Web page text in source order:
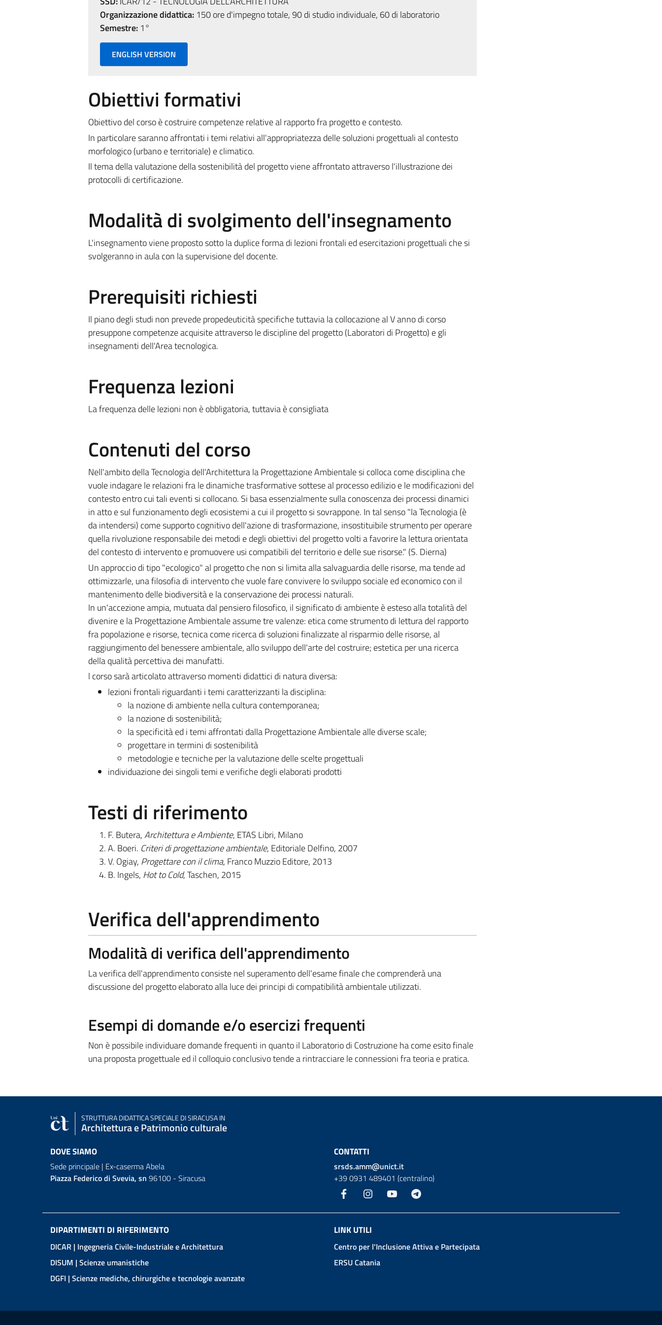
Organizzazione didattica:150 ore d'impegno totale, 90 di studio individuale, 60 di laboratorio
Semestre:1°
ENGLISH VERSION
Obiettivi formativi
Obiettivo del corso è costruire competenze relative al rapporto fra progetto e contesto.
In particolare saranno affrontati i temi relativi all'appropriatezza delle soluzioni progettuali al contesto
morfologico (urbano e territoriale) e climatico.
Il tema della valutazione della sostenibilità del progetto viene affrontato attraverso l'illustrazione dei
protocolli di certificazione.
Modalità di svolgimento dell'insegnamento
L'insegnamento viene proposto sotto la duplice forma di lezioni frontali ed esercitazioni progettuali che si
svolgeranno in aula con la supervisione del docente.
Prerequisiti richiesti
Il piano degli studi non prevede propedeuticità specifiche tuttavia la collocazione al V anno di corso
presuppone competenze acquisite attraverso le discipline del progetto (Laboratori di Progetto) e gli
insegnamenti dell'Area tecnologica.
Frequenza lezioni
La frequenza delle lezioni non è obbligatoria, tuttavia è consigliata
Contenuti del corso
Nell'ambito della Tecnologia dell'Architettura la Progettazione Ambientale si colloca come disciplina che
vuole indagare le relazioni fra le dinamiche trasformative sottese al processo edilizio e le modificazioni del
contesto entro cui tali eventi si collocano. Si basa essenzialmente sulla conoscenza dei processi dinamici
in atto e sul funzionamento degli ecosistemi a cui il progetto si sovrappone. In tal senso "la Tecnologia (è
da intendersi) come supporto cognitivo dell'azione di trasformazione, insostituibile strumento per operare
quella rivoluzione responsabile dei metodi e degli obiettivi del progetto volti a favorire la lettura orientata
del contesto di intervento e promuovere usi compatibili del territorio e delle sue risorse." (S. Dierna)
Un approccio di tipo "ecologico" al progetto che non si limita alla salvaguardia delle risorse, ma tende ad
ottimizzarle, una filosofia di intervento che vuole fare convivere lo sviluppo sociale ed economico con il
mantenimento delle biodiversità e la conservazione dei processi naturali.
In un'accezione ampia, mutuata dal pensiero filosofico, il significato di ambiente è esteso alla totalità del
divenire e la Progettazione Ambientale assume tre valenze: etica come strumento di lettura del rapporto
fra popolazione e risorse, tecnica come ricerca di soluzioni finalizzate al risparmio delle risorse, al
raggiungimento del benessere ambientale, allo sviluppo dell'arte del costruire; estetica per una ricerca
della qualità percettiva dei manufatti.
l corso sarà articolato attraverso momenti didattici di natura diversa:
lezioni frontali riguardanti i temi caratterizzanti la disciplina:
la nozione di ambiente nella cultura contemporanea;
la nozione di sostenibilità;
la specificità ed i temi affrontati dalla Progettazione Ambientale alle diverse scale;
progettare in termini di sostenibilità
metodologie e tecniche per la valutazione delle scelte progettuali
individuazione dei singoli temi e verifiche degli elaborati prodotti
Testi di riferimento
F. Butera,Architettura e Ambiente, ETAS Libri, Milano
A. Boeri. Criteri di progettazione ambientale, Editoriale Delfino, 2007
V. Ogiay, Progettare con il clima, Franco Muzzio Editore, 2013
B. Ingels, Hot to Cold, Taschen, 2015
Verifica dell'apprendimento
Modalità di verifica dell'apprendimento
La verifica dell'apprendimento consiste nel superamento dell'esame finale che comprenderà una
discussione del progetto elaborato alla luce dei principi di compatibilità ambientale utilizzati.
Esempi di domande e/o esercizi frequenti
Non è possibile individuare domande frequenti in quanto il Laboratorio di Costruzione ha come esito finale
una proposta progettuale ed il colloquio conclusivo tende a rintracciare le connessioni fra teoria e pratica.
STRUTTURA DIDATTICA SPECIALE DI SIRACUSA IN
Architettura e Patrimonio culturale
DOVE SIAMO
Sede principale | Ex-caserma Abela
Piazza Federico di Svevia, sn 96100 - Siracusa
CONTATTI
srsds.amm@unict.it
+39 0931 489401 (centralino)
Facebook InstagramYouTube
DIPARTIMENTI DI RIFERIMENTO
DICAR | Ingegneria Civile-Industriale e Architettura
DISUM | Scienze umanistiche
DGFI | Scienze mediche, chirurgiche e tecnologie avanzate
LINK UTILI
Centro per l'Inclusione Attiva e Partecipata
ERSU Catania